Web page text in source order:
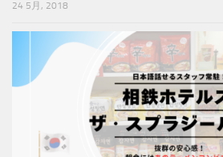
24 5月, 2018